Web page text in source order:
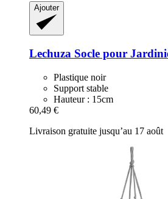
Ajouter
Lechuza Socle pour
Plastique noir
Support stable
Hauteur : 15cm
60,49 €
Livraison gratuite jusqu’au 17 août